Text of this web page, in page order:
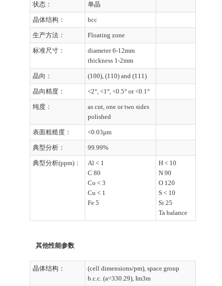
状态： 单晶
晶体结构： bcc
生产方法： Floating zone
标准尺寸：
diameter 6-12mm
thickness 1-2mm
晶向： (100), (110) and (111)
晶向精度： <2°, <1°, <0.5° or <0.1°
纯度：
as cut, one or two sides
polished
表面粗糙度： <0.03μm
典型分析： 99.99%
典型分析(ppm)：
Al < 1
C 80
Co < 3
Cu < 1
Fe 5
H < 10
N 90
O 120
S < 10
Si 25
Ta balance
其他性能参数
晶体结构：
(cell dimensions/pm), space group
b.c.c. (a=330.29), Im3m